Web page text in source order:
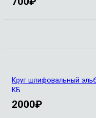
Круг шлифовальный
КБ
2000₽